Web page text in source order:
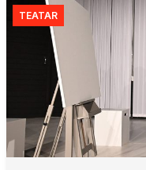
TEATAR